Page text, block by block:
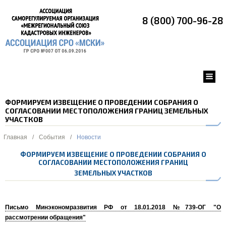
8 (800) 700-96-28
ФОРМИРУЕМ ИЗВЕЩЕНИЕ О ПРОВЕДЕНИИ СОБРАНИЯ О
СОГЛАСОВАНИИ МЕСТОПОЛОЖЕНИЯ ГРАНИЦ ЗЕМЕЛЬНЫХ
УЧАСТКОВ
Главная / События / Новости
ФОРМИРУЕМ ИЗВЕЩЕНИЕ О ПРОВЕДЕНИИ СОБРАНИЯ О
СОГЛАСОВАНИИ МЕСТОПОЛОЖЕНИЯ ГРАНИЦ
ЗЕМЕЛЬНЫХ УЧАСТКОВ
Письмо Минэкономразвития РФ от 18.01.2018 №739-ОГ "О
рассмотрении обращения"